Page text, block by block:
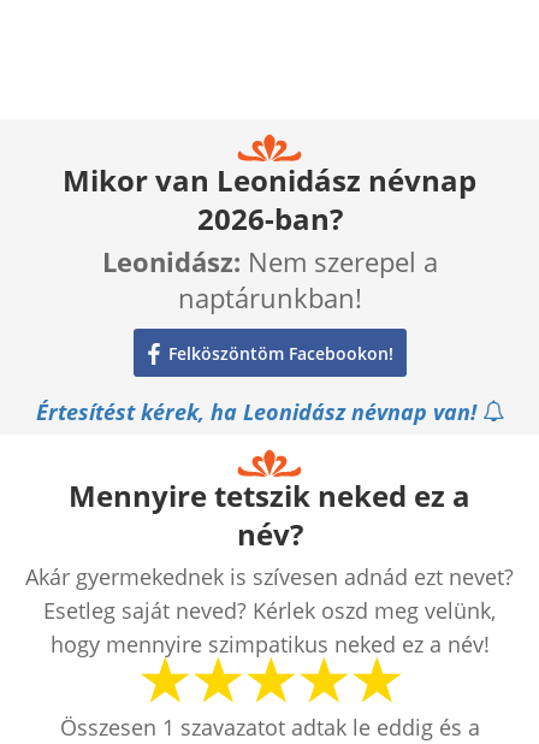
Mikor van Leonidász névnap
2026-ban?
Leonidász: Nem szerepel a
naptárunkban!
Felköszöntöm Facebookon!
Értesítést kérek, ha Leonidász névnap van!
Mennyire tetszik neked ez a
név?
Akár gyermekednek is szívesen adnád ezt nevet?
Esetleg saját neved? Kérlek oszd meg velünk,
hogy mennyire szimpatikus neked ez a név!
Összesen 1 szavazatot adtak le eddig és a